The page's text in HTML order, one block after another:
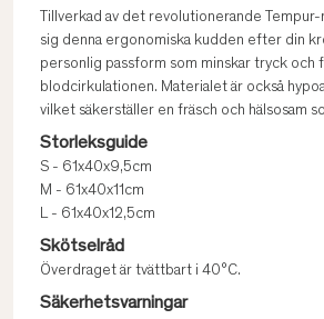
Tillverkad av det revolutionerande
sig denna ergonomiska kudden efter din
personlig passform som minskar tryck och
blodcirkulationen. Materialet är också
vilket säkerställer en fräsch och hälsosam
Storleksguide
S - 61x40x9,5cm
M - 61x40x11cm
L - 61x40x12,5cm
Skötselråd
Överdraget är tvättbart i 40°C.
Säkerhetsvarningar